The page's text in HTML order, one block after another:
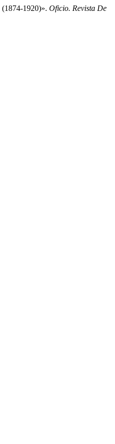
1920)». Oficio. Revista De